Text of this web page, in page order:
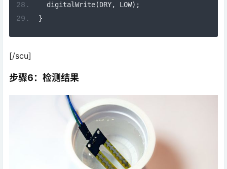
  digitalWrite
(DRY, LOW);
}
[/scu]
步骤6：检测结果